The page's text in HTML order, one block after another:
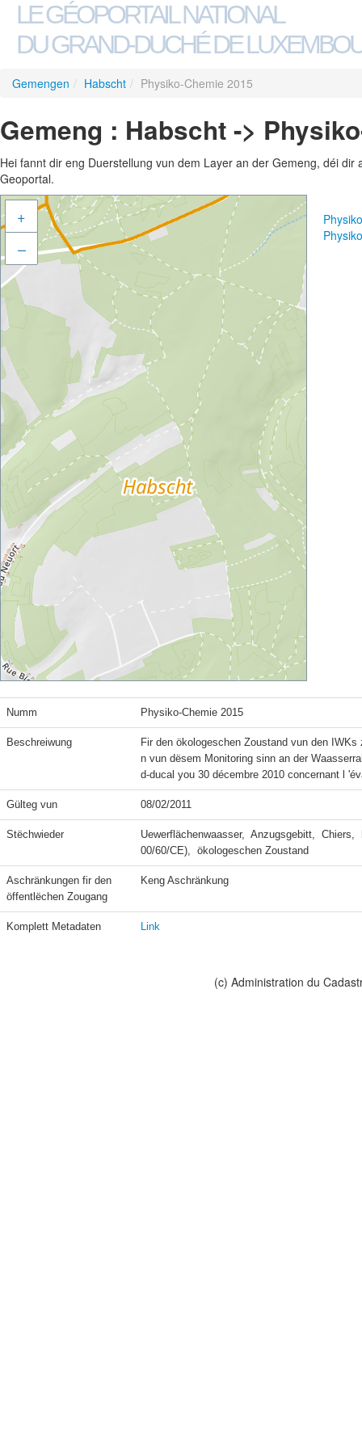
LE GÉOPORTAIL NATIONAL
DU GRAND-DUCHÉ DE
Gemengen / Habscht / Physiko-Chemie 2015
Gemeng : Habscht ->
Hei fannt dir eng Duerstellung vun dem Layer an der Gemeng, déi
Geoportal.
+
–
Numm Physiko-Chemie 2015
Beschreiwung
Fir den ökologeschen Zoustand vun den
n vun dësem Monitoring sinn an der
d-ducal you 30 décembre 2010 concernant l
Gülteg vun 08/02/2011
Stëchwieder
Uewerflächenwaasser,  Anzugsgebitt,
00/60/CE),  ökologeschen Zoustand
Aschränkungen fir den
öffentlëchen Zougang
Keng Aschränkung
Komplett Metadaten Link
(c) Administration du